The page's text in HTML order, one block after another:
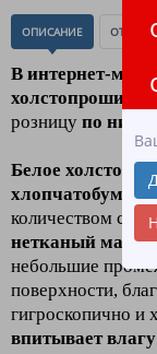
ОПИСАНИЕ
В интернет-
розницу по
Белое
количеством
нетканый
небольшие
поверхности,
гигроскопично и
впитывает